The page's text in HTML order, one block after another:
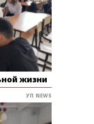
жизни
УП NEWS